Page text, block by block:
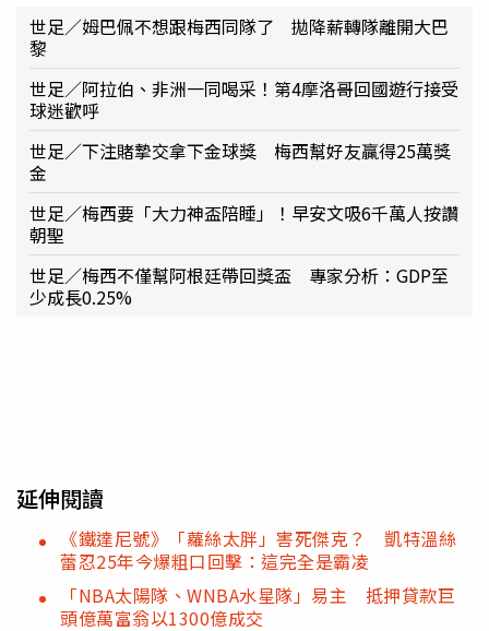
世足／姆巴佩不想跟梅西同隊了 拋降薪轉隊離開大巴
黎
世足／阿拉伯、非洲一同喝采！第4摩洛哥回國遊行接受
球迷歡呼
世足／下注賭摯交拿下金球獎 梅西幫好友贏得25萬獎
金
世足／梅西要「大力神盃陪睡」！早安文吸6千萬人按讚
朝聖
世足／梅西不僅幫阿根廷帶回獎盃 專家分析：GDP至
少成長0.25%
延伸閱讀
《鐵達尼號》「蘿絲太胖」害死傑克？ 凱特溫絲
蕾忍25年今爆粗口回擊：這完全是霸凌
「NBA太陽隊、WNBA水星隊」易主 抵押貸款巨
頭億萬富翁以1300億成交